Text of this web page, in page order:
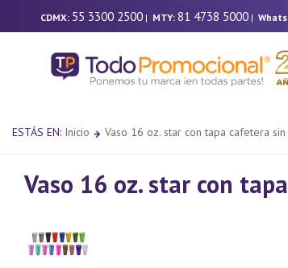
CDMX: 55 3300 2500 | MTY: 81 4738 5000 |
ESTÁS EN: Inicio Vaso 16 oz. star con tapa cafetera
Vaso 16 oz. star con